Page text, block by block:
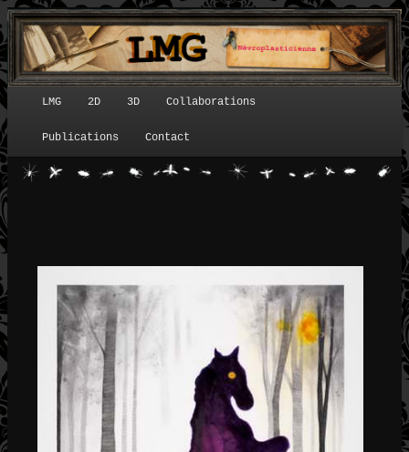
Menu principal
LMG 2D 3D Collaborations
Publications Contact